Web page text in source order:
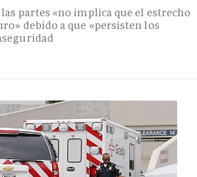
partes «no implica que el estrecho
debido a que «persisten los